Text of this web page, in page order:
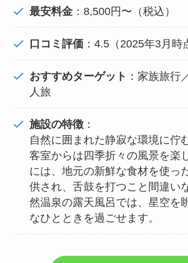
最安料金 ：8,500円〜（税込）
口コミ評価 ：4.5（2025年3月時
おすすめターゲット ：家族旅行
人旅
施設の特徴 ：
自然に囲まれた静寂な環境に佇
客室からは四季折々の風景を楽
には、地元の新鮮な食材を使っ
供され、舌鼓を打つこと間違い
然温泉の露天風呂では、星空を
なひとときを過ごせます。